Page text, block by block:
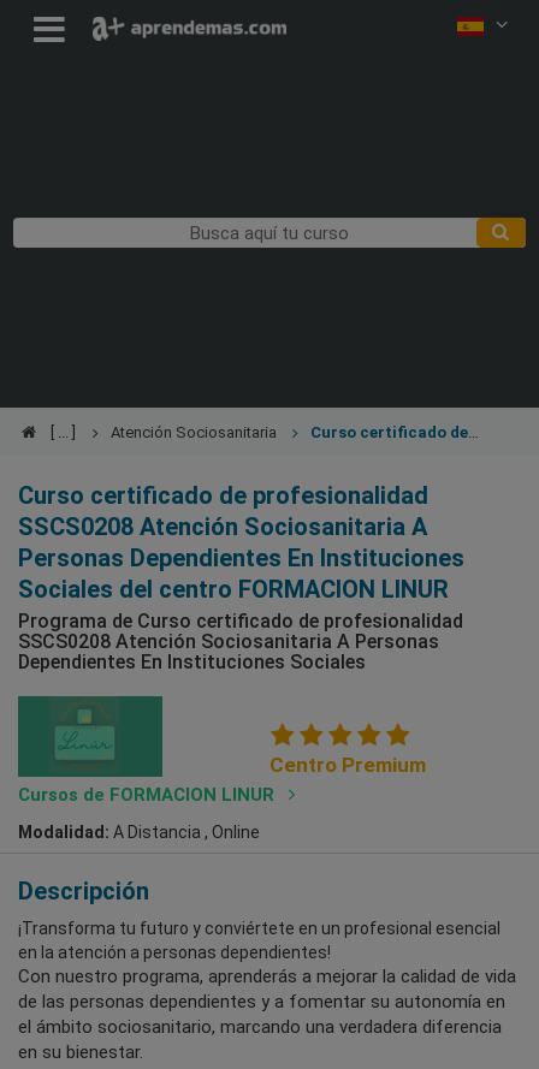
Atención Sociosanitaria
Curso certificado de profesionalidad
SSCS0208 Atención Sociosanitaria A
Personas Dependientes En Instituciones
Sociales del centro FORMACION LINUR
Programa de Curso certificado de profesionalidad
SSCS0208 Atención Sociosanitaria A Personas
Dependientes En Instituciones Sociales
Centro Premium
Cursos de FORMACION LINUR
Modalidad: A Distancia , Online
Descripción
¡Transforma tu futuro y conviértete en un profesional esencial
en la atención a personas dependientes!
Con nuestro programa, aprenderás a mejorar la calidad de vida
de las personas dependientes y a fomentar su autonomía en
el ámbito sociosanitario, marcando una verdadera diferencia
en su bienestar.